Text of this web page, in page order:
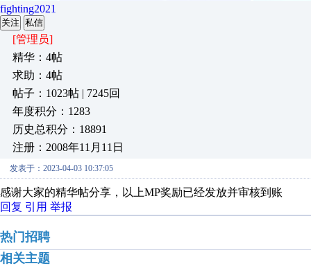
fighting2021
关注 私信
[管理员]
精华：4帖
求助：4帖
帖子：1023帖 | 7245回
年度积分：1283
历史总积分：18891
注册：2008年11月11日
发表于：2023-04-03 10:37:05
感谢大家的精华帖分享，以上MP奖励已经发放并审核到账
回复 引用 举报
热门招聘
相关主题